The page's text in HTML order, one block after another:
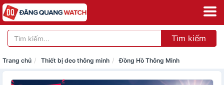
Tìm kiếm
Trang chủ Thiết bị đeo thông minh Đồng Hồ Thông Minh